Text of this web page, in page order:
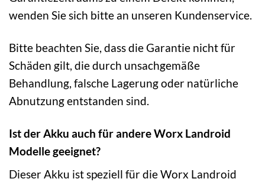
wenden Sie sich bitte an unseren Kundenservice.
Bitte beachten Sie, dass die Garantie nicht für
Schäden gilt, die durch unsachgemäße
Behandlung, falsche Lagerung oder natürliche
Abnutzung entstanden sind.
Ist der Akku auch für andere Worx Landroid
Modelle geeignet?
Dieser Akku ist speziell für die Worx Landroid